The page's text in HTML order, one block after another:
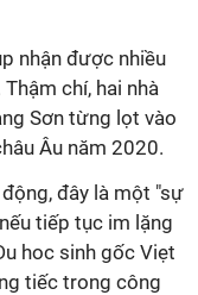
nhận được nhiều
chí, hai nhà
Sơn từng lọt vào
Âu năm 2020.
đây là một "sự
tiếp tục im lặng
hoc sinh gốc Viẹt
tiếc trong công